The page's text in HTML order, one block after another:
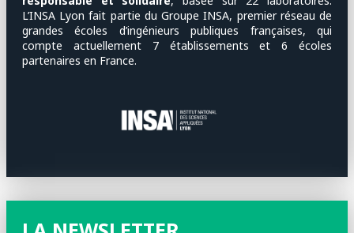
L’INSA Lyon fait partie du Groupe INSA, premier réseau de
grandes écoles d’ingénieurs publiques françaises, qui
compte actuellement 7 établissements et 6 écoles
partenaires en France.